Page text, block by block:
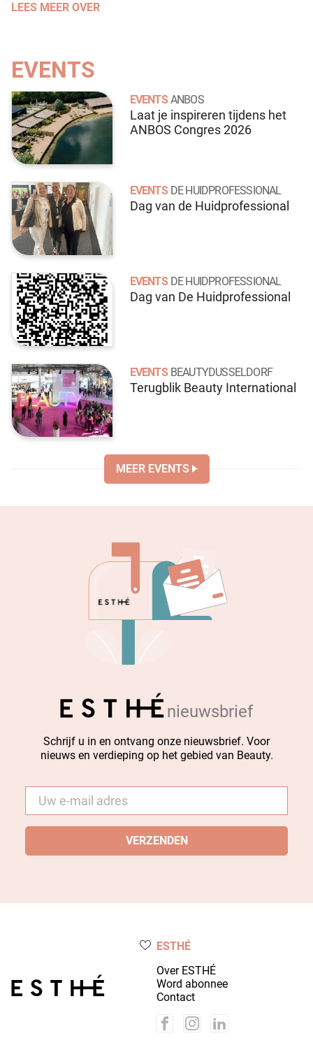
LEES MEER OVER
EVENTS
EVENTS ANBOS
Laat je inspireren tijdens het
ANBOS Congres 2026
EVENTS DE HUIDPROFESSIONAL
Dag van de Huidprofessional
EVENTS DE HUIDPROFESSIONAL
Dag van De Huidprofessional
EVENTS BEAUTYDUSSELDORF
Terugblik Beauty International
MEER EVENTS
nieuwsbrief
Schrijf u in en ontvang onze nieuwsbrief. Voor
nieuws en verdieping op het gebied van Beauty.
mail *
ESTHÉ
Over ESTHÉ
Word abonnee
Contact